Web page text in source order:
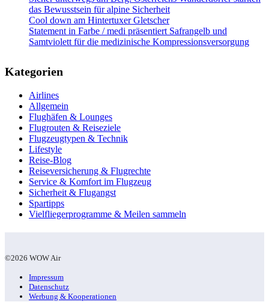
das Bewusstsein für alpine Sicherheit
Cool down am Hintertuxer Gletscher
Statement in Farbe / medi präsentiert Safrangelb und
Samtviolett für die medizinische Kompressionsversorgung
Kategorien
Airlines
Allgemein
Flughäfen & Lounges
Flugrouten & Reiseziele
Flugzeugtypen & Technik
Lifestyle
Reise-Blog
Reiseversicherung & Flugrechte
Service & Komfort im Flugzeug
Sicherheit & Flugangst
Spartipps
Vielfliegerprogramme & Meilen sammeln
©2026 WOW Air
Impressum
Datenschutz
Werbung & Kooperationen